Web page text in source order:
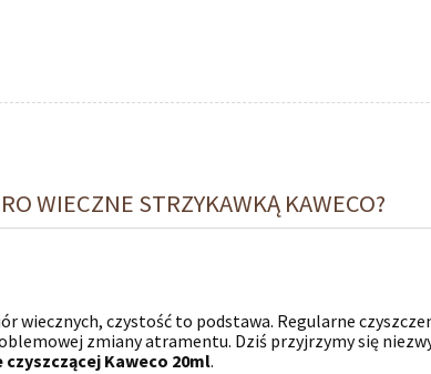
WIECZNE STRZYKAWKĄ KAWECO?
wiecznych, czystość to podstawa. Regularne
zmiany atramentu. Dziś przyjrzymy się
Kaweco 20ml.